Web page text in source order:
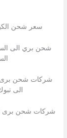
سعر شحن
شحن بري الى
شركات شحن برى
الى
شركات شحن برى